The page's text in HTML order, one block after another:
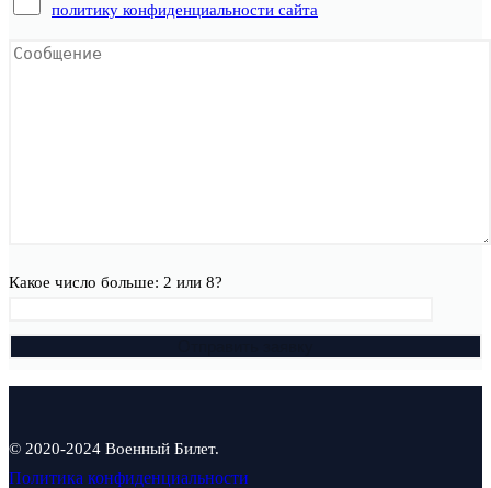
политику конфиденциальности сайта
Какое число больше: 2 или 8?
© 2020-2024 Военный Билет.
Политика конфиденциальности